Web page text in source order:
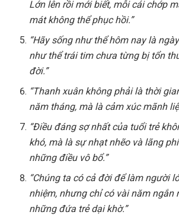
Lớn lên rồi mới biết, mỗi cái chớp
mát không thể phục hồi.”
“Hãy sống như thể hôm nay là
như thể trái tim chưa từng bị tổn
đời.”
“Thanh xuân không phải là thời
năm tháng, mà là cảm xúc mãnh
“Điều đáng sợ nhất của tuổi trẻ
khó, mà là sự nhạt nhẽo và lãng
những điều vô bổ.”
“Chúng ta có cả đời để làm người
nhiệm, nhưng chỉ có vài năm ngắn
những đứa trẻ dại khờ.”